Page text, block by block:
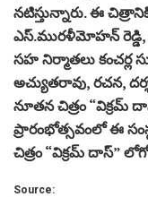
నటిస్తున్నారు. ఈ
ఎస్.మురళీమోహన్ రెడ్డి,
సహ నిర్మాతలు కంచర్ల
అచ్యుతరావు, రచన,
నూతన చిత్రం
ప్రారంభోత్సవంలో ఈ
చిత్రం “విక్రమ్ దాస్”
Source: